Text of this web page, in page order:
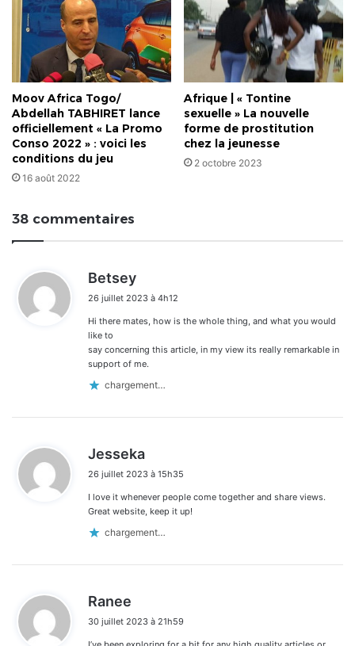
Moov Africa Togo/
Abdellah TABHIRET lance
officiellement « La Promo
Conso 2022 » : voici les
conditions du jeu
16 août 2022
Afrique | « Tontine
sexuelle » La nouvelle
forme de prostitution
chez la jeunesse
2 octobre 2023
38 commentaires
Betsey
t
26 juillet 2023 à 4h12
Hi there mates, how is the whole thing, and what you would
like to
say concerning this article, in my view its really remarkable in
support of me.
chargement…
Jesseka
t
26 juillet 2023 à 15h35
I love it whenever people come together and share views.
Great website, keep it up!
chargement…
Ranee
t
30 juillet 2023 à 21h59